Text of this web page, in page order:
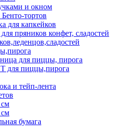
и окном
тортов
для капкейков
пряников конфет, сладостей
для пиццы, пирога
для пиццы,пирога
и тейп-лента
бумага